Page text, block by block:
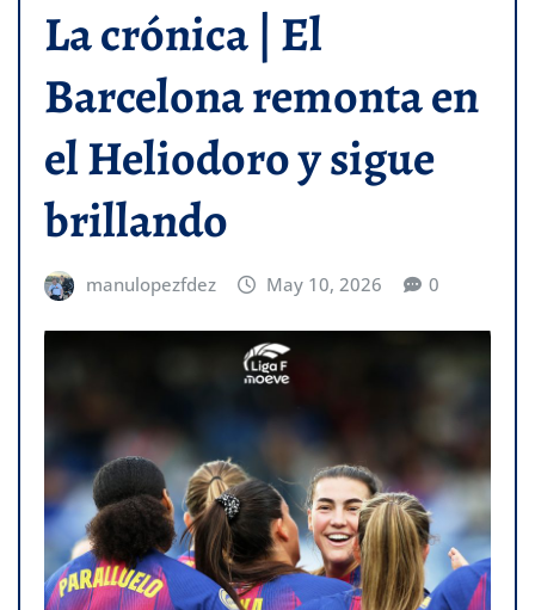
La crónica | El
Barcelona remonta en
el Heliodoro y sigue
brillando
manulopezfdez May 10, 2026 0